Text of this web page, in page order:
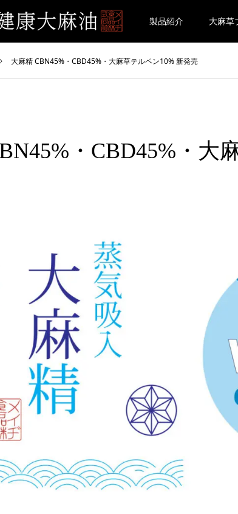
製品紹介 大麻草
大麻精 CBN45%・CBD45%・大麻草テルペン10% 新発売
・CBD45%・大